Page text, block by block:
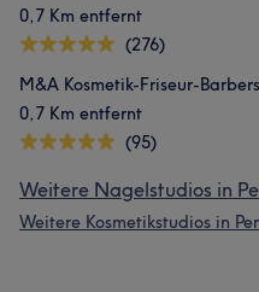
0,7 Km entfernt
(276)
M&A Kosmetik-Friseur-
0,7 Km entfernt
(95)
Weitere Nagelstudios in
Weitere Kosmetikstudios in